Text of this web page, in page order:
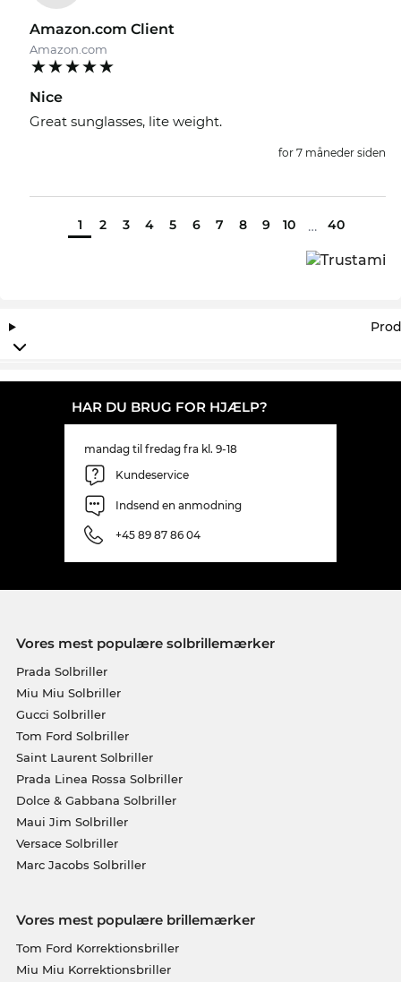
Amazon.com Client
Amazon.com
Nice
Great sunglasses, lite weight.
for 7 måneder siden
1 2 3 4 5 6 7 8 9 10 … 40
HAR DU BRUG FOR HJÆLP?
mandag til fredag fra kl. 9-18
Kundeservice
Indsend en anmodning
+45 89 87 86 04
Vores mest populære solbrillemærker
Prada Solbriller
Miu Miu Solbriller
Gucci Solbriller
Tom Ford Solbriller
Saint Laurent Solbriller
Prada Linea Rossa Solbriller
Dolce & Gabbana Solbriller
Maui Jim Solbriller
Versace Solbriller
Marc Jacobs Solbriller
Vores mest populære brillemærker
Tom Ford Korrektionsbriller
Miu Miu Korrektionsbriller